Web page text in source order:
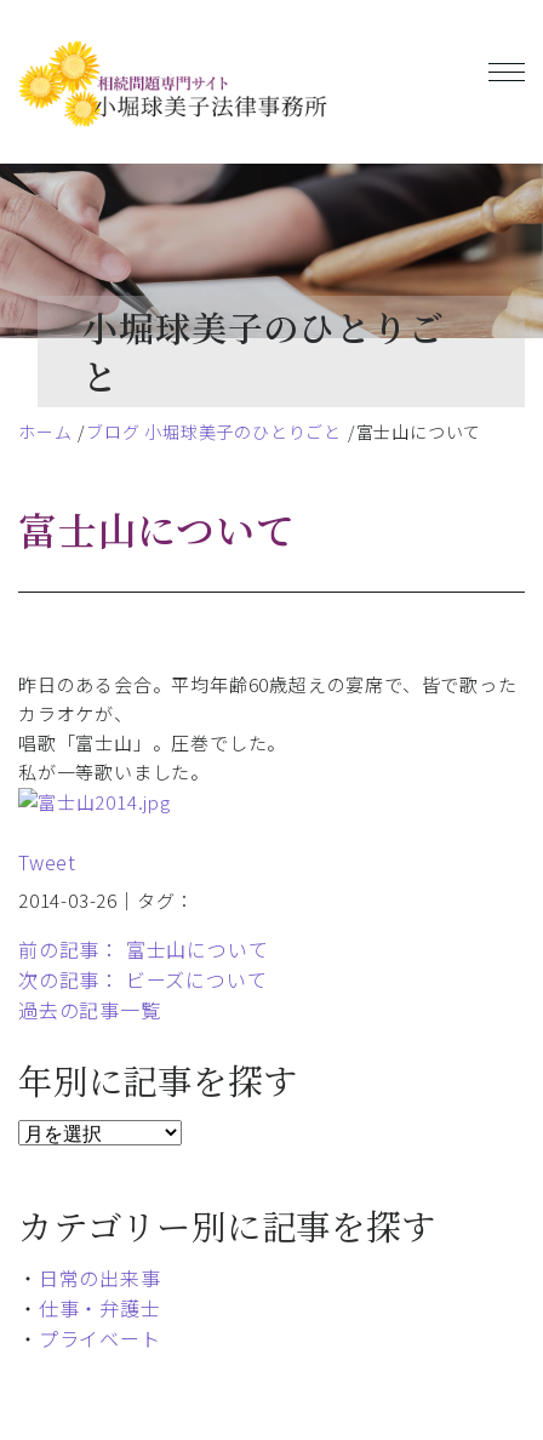
小堀球美子のひとりご
と
ホーム ブログ 小堀球美子のひとりごと 富士山について
富士山について
昨日のある会合。平均年齢60歳超えの宴席で、皆で歌った
カラオケが、
唱歌「富士山」。圧巻でした。
私が一等歌いました。
Tweet
2014-03-26｜タグ：
前の記事： 富士山について
次の記事： ビーズについて
過去の記事一覧
年別に記事を探す
カテゴリー別に記事を探す
・ 日常の出来事
・ 仕事・弁護士
・ プライベート